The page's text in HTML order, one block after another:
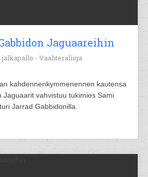
Jaguaareihin
- Vaahteraliiga
kahdennenkymmenennen kautensa
Jaguaarit vahvistuu tukimies Sami
Jarrad Gabbidonilla.